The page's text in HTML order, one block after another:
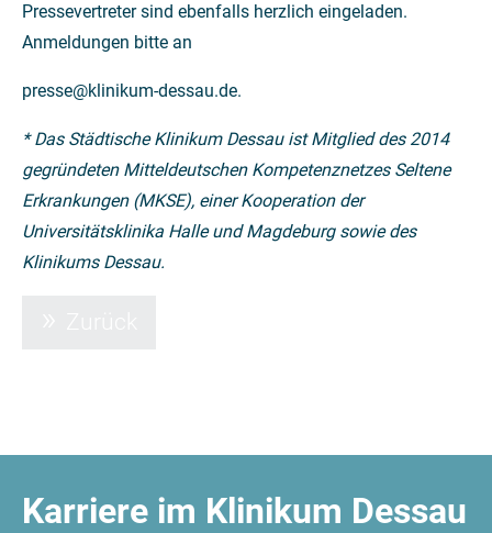
Pressevertreter sind ebenfalls herzlich eingeladen.
Anmeldungen bitte an
presse@klinikum-dessau.de.
* Das Städtische Klinikum Dessau ist Mitglied des 2014
gegründeten Mitteldeutschen Kompetenznetzes Seltene
Erkrankungen (MKSE), einer Kooperation der
Universitätsklinika Halle und Magdeburg sowie des
Klinikums Dessau.
Karriere im Klinikum Dessau